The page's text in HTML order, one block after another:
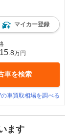
マイカー登録
.8万円
車を検索
の車買取相場を調べる
ます